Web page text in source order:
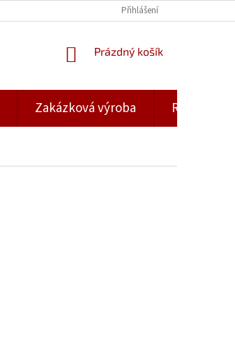
Přihlášení
NÁKUPNÍ
Prázdný košík
Zakázková výroba Rady a tipy